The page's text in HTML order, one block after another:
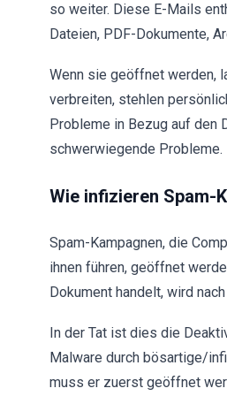
so weiter. Diese E-Mails
Dateien, PDF-Dokumente,
Wenn sie geöffnet werden,
verbreiten, stehlen
Probleme in Bezug auf den
schwerwiegende Probleme.
Wie infizieren Spam-
Spam-Kampagnen, die
ihnen führen, geöffnet
Dokument handelt, wird
In der Tat ist dies die
Malware durch bösartige/
muss er zuerst geöffnet